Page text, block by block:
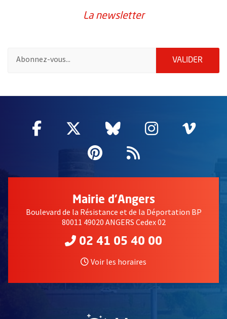
La newsletter
VALIDER
Facebook
, Ouvre une nouvelle fenêtre
Twitter
, Ouvre une nouvelle
Bluesky
, Ouvre une
Instagram
, Ouvre
,
Pinterest
, Ouvre une
Flux RSS
Mairie d'Angers
Boulevard de la Résistance et de la Déportation BP
80011 49020 ANGERS Cedex 02
02 41 05 40 00
Voir les horaires